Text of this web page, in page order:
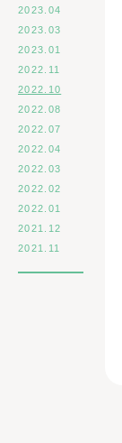
2023.04
2023.03
2023.01
2022.11
2022.10
2022.08
2022.07
2022.04
2022.03
2022.02
2022.01
2021.12
2021.11